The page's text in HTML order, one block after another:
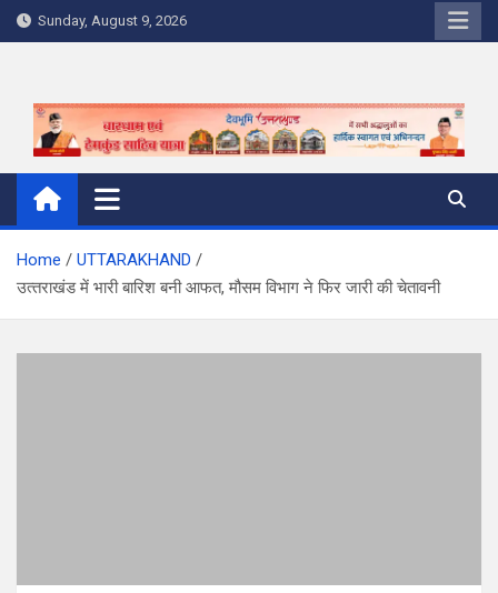
Skip
to
Sunday, August 9, 2026
Home
UTTARAKHAND
उत्‍तराखंड में भारी बारिश बनी आफत, मौसम विभाग ने फ‍िर जारी की चेतावनी